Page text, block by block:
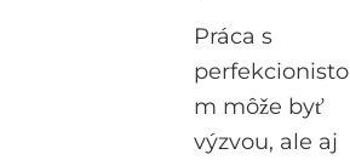
Práca s
perfekcionisto
m môže byť
výzvou, ale aj